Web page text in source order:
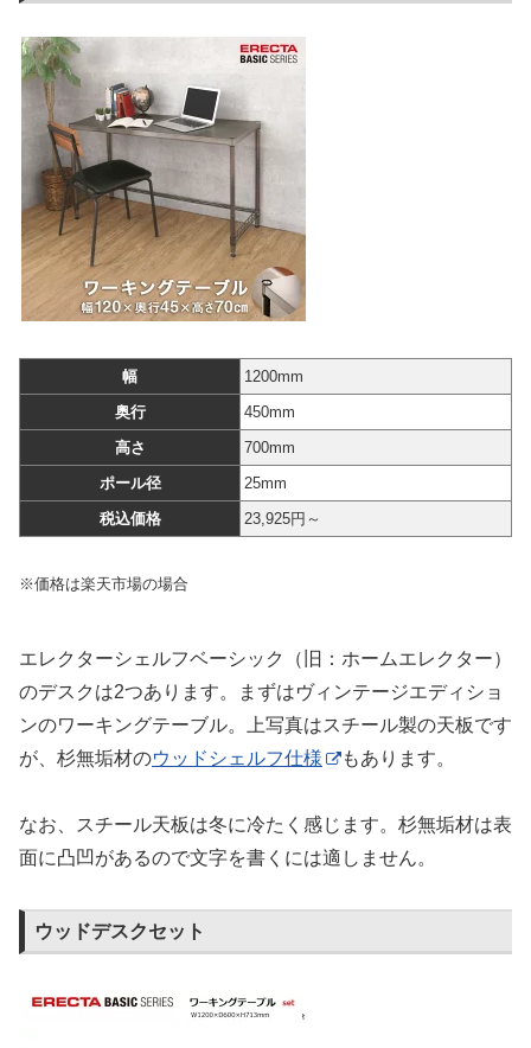
幅
1200mm
奥行
450mm
高さ
700mm
ポール径
25mm
税込価格
23,925円～
※価格は楽天市場の場合
エレクターシェルフベーシック（旧：ホームエレクター）
のデスクは2つあります。まずはヴィンテージエディショ
ンのワーキングテーブル。上写真はスチール製の天板です
が、杉無垢材のウッドシェルフ仕様 もあります。
なお、スチール天板は冬に冷たく感じます。杉無垢材は表
面に凸凹があるので文字を書くには適しません。
ウッドデスクセット